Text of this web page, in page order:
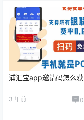
浦汇宝app邀请码怎么
3 年前 0